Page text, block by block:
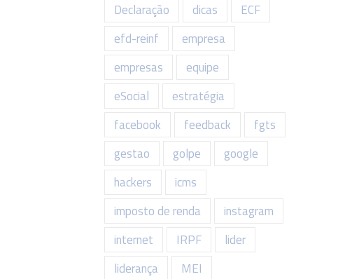
Declaração
dicas
ECF
efd-reinf
empresa
empresas
equipe
eSocial
estratégia
facebook
feedback
fgts
gestao
golpe
google
hackers
icms
imposto de renda
instagram
internet
IRPF
lider
liderança
MEI